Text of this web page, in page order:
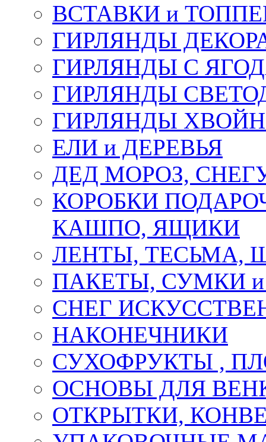
ВСТАВКИ и
ГИРЛЯНДЫ
ГИРЛЯНДЫ С
ГИРЛЯНДЫ
ГИРЛЯНДЫ
ЕЛИ и ДЕРЕВЬЯ
ДЕД МОРОЗ,
КОРОБКИ
КАШПО, ЯЩИКИ
ЛЕНТЫ, ТЕСЬМА,
ПАКЕТЫ, СУМКИ
СНЕГ
НАКОНЕЧНИКИ
СУХОФРУКТЫ ,
ОСНОВЫ ДЛЯ
ОТКРЫТКИ,